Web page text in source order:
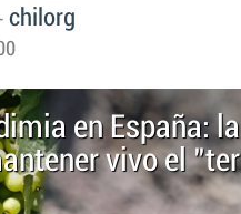
chilorg
en España:
vivo el